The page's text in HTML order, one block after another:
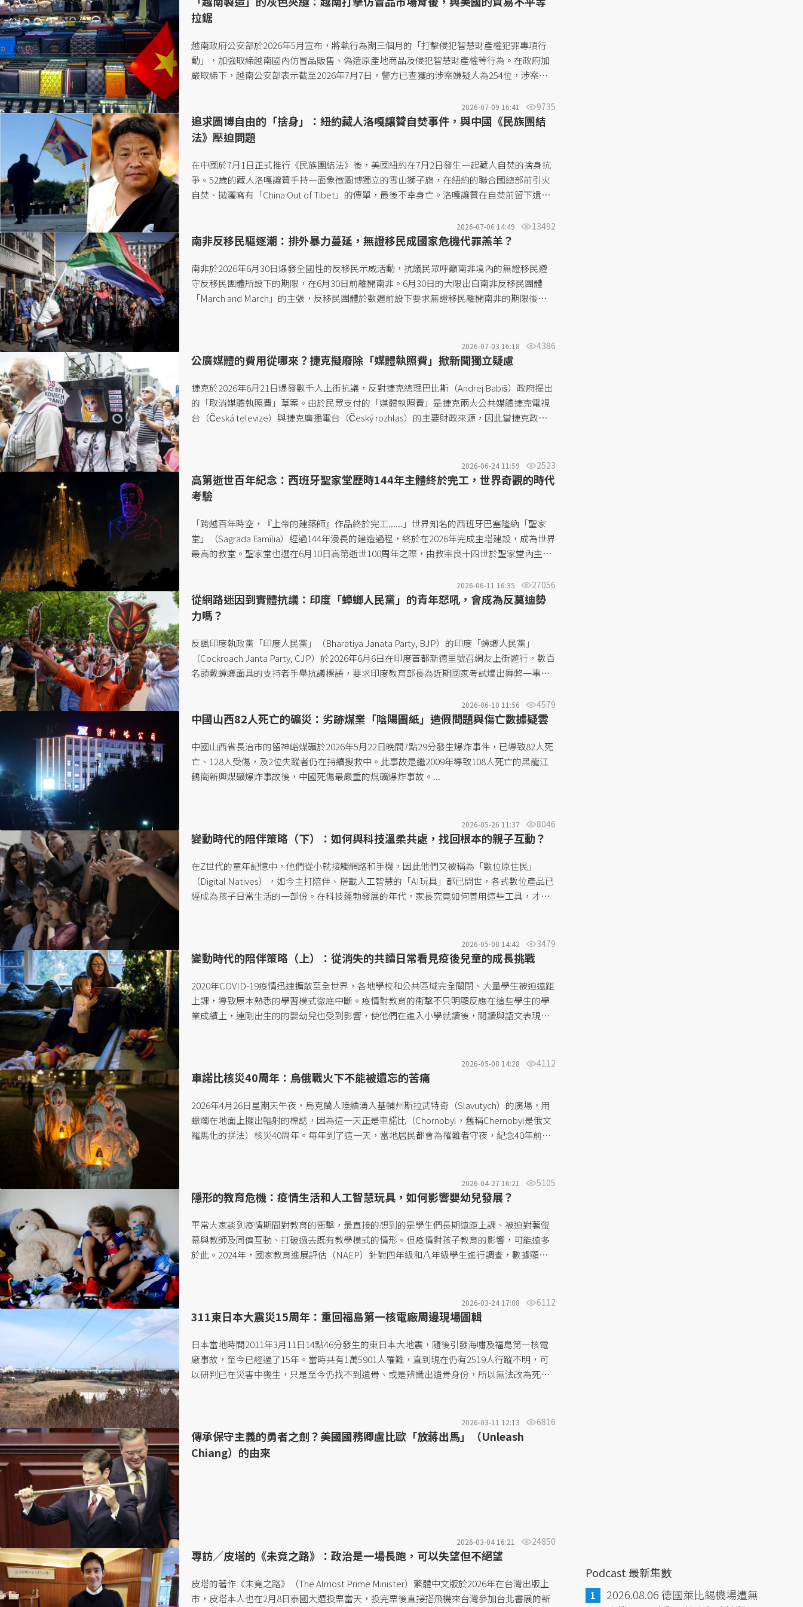
拉鋸
越南政府公安部於2026年5月宣布，將執行為期三個月的「打擊侵犯智慧財產權犯罪專項行
動」，加強取締越南國內仿冒品販售、偽造原產地商品及侵犯智慧財產權等行為。在政府加
嚴取締下，越南公安部表示截至2026年7月7日，警方已查獲的涉案嫌疑人為254位，涉案商
而自美國於2026年4月將越南列入嚴重侵犯智慧財產權的「優先指定國家」（Priority Foreign
Country）名單後，越南政府即面臨龐大的「打假」壓力。而在打假問題背後，越南政府對智
慧財產權問題的處理與回應，更可能進一步牽動美國總統川普於2025年4月2日推動全球對等
展，使越南政府不敢大意。...
2026-07-09 16:41 9735
追求圖博自由的「捨身」：紐約藏人洛嘎讓贊自焚事件，與中國《民族團結
法》壓迫問題
在中國於7月1日正式推行《民族團結法》後，美國紐約在7月2日發生一起藏人自焚的捨身抗
爭。52歲的藏人洛嘎讓贊手持一面象徵圖博獨立的雪山獅子旗，在紐約的聯合國總部前引火
自焚、拋灑寫有「China Out of Tibet」的傳單，最後不幸身亡。洛嘎讓贊在自焚前留下遺
壓迫少數民族的政策更加嚴厲。自焚事件引起國際的關注，這也是繼2009年到2012年藏人接
連採取自焚的非常手段抗爭以來，罕見發生於美國境內的案例。為何洛嘎讓贊會採取這樣的
2026-07-06 14:49 13492
南非反移民驅逐潮：排外暴力蔓延，無證移民成國家危機代罪羔羊？
南非於2026年6月30日爆發全國性的反移民示威活動，抗議民眾呼籲南非境內的無證移民遵
守反移民團體所設下的期限，在6月30日前離開南非。6月30日的大限出自南非反移民團體
「March and March」的主張，反移民團體於數週前設下要求無證移民離開南非的期限後，南
2026-07-03 16:18 4386
公廣媒體的費用從哪來？捷克擬廢除「媒體執照費」掀新聞獨立疑慮
捷克於2026年6月21日爆發數千人上街抗議，反對捷克總理巴比斯（Andrej Babiš）政府提出
的「取消媒體執照費」草案。由於民眾支付的「媒體執照費」是捷克兩大公共媒體捷克電視
台（Česká televize）與捷克廣播電台（Český rozhlas）的主要財政來源，因此當捷克政府
支出的困境，因此從2025年開始調漲媒體執照費。然而捷克政府擬廢除執照費、改由政府撥
款的改革，看似是由政府出錢維持經營的美意，卻使得民眾擔憂，若公共媒體的財政掌握在
政府手中，未來恐怕有政治干預媒體的疑慮。...
2026-06-24 11:59 2523
高第逝世百年紀念：西班牙聖家堂歷時144年主體終於完工，世界奇觀的時代
考驗
「跨越百年時空，『上帝的建築師』作品終於完工......」世界知名的西班牙巴塞隆納「聖家
堂」（Sagrada Família）經過144年漫長的建造過程，終於在2026年完成主塔建設，成為世界
最高的教堂。聖家堂也選在6月10日高第逝世100周年之際，由教宗良十四世於聖家堂內主持
計，其複雜結構與浩大工程，終其一生未能親手完成建設；後世持續接力建造，至今已累積
144年的時間，為世界建設時間最長久的教堂。不過目前主塔完成後，還有其他建築立面與裝
飾工程，預計「真正的全部完工」還需要再10年左右的時間。...
2026-06-11 16:35 27056
從網路迷因到實體抗議：印度「蟑螂人民黨」的青年怒吼，會成為反莫迪勢
力嗎？
反諷印度執政黨「印度人民黨」（Bharatiya Janata Party, BJP）的印度「蟑螂人民黨」
（Cockroach Janta Party, CJP）於2026年6月6日在印度首都新德里號召網友上街遊行，數百
名頭戴蟑螂面具的支持者手舉抗議標語，要求印度教育部長為近期國家考試爆出舞弊一事下
已在社群媒體Instagram吸引超過2000萬人次訂閱，正快速串連起對政府不滿的印度青年，將
抗議浪潮從網路延燒到實體世界。...
2026-06-10 11:56 4579
中國山西82人死亡的礦災：劣跡煤業「陰陽圖紙」造假問題與傷亡數據疑雲
中國山西省長治市的留神峪煤礦於2026年5月22日晚間7點29分發生爆炸事件，已導致82人死
亡、128人受傷，及2位失蹤者仍在持續搜救中。此事故是繼2009年導致108人死亡的黑龍江
鶴崗新興煤礦爆炸事故後，中國死傷最嚴重的煤礦爆炸事故。...
2026-05-26 11:37 8046
變動時代的陪伴策略（下）：如何與科技溫柔共處，找回根本的親子互動？
在Z世代的童年記憶中，他們從小就接觸網路和手機，因此他們又被稱為「數位原住民」
（Digital Natives），如今主打陪伴、搭載人工智慧的「AI玩具」都已問世，各式數位產品已
經成為孩子日常生活的一部份。在科技蓬勃發展的年代，家長究竟如何善用這些工具，才能
2026-05-08 14:42 3479
變動時代的陪伴策略（上）：從消失的共讀日常看見疫後兒童的成長挑戰
2020年COVID-19疫情迅速擴散至全世界，各地學校和公共區域完全關閉、大量學生被迫遠距
上課，導致原本熟悉的學習模式徹底中斷。疫情對教育的衝擊不只明顯反應在這些學生的學
業成績上，連剛出生的的嬰幼兒也受到影響，使他們在進入小學就讀後，閱讀與語文表現顯
發現自己的孩子發展明顯落後，該如何透過協助孩子成長？本集重磅廣播邀請國立清華大學
師資培育中心講師鍾欣穎，拆解疫情封鎖對幼兒早期發展的影響，以及家長的因應策略。...
2026-05-08 14:28 4112
車諾比核災40周年：烏俄戰火下不能被遺忘的苦痛
2026年4月26日星期天午夜，烏克蘭人陸續湧入基輔州斯拉武特奇（Slavutych）的廣場，用
蠟燭在地面上擺出輻射的標誌，因為這一天正是車諾比（Chornobyl，舊稱Chernobyl是俄文
羅馬化的拼法）核災40周年。每年到了這一天，當地居民都會為罹難者守夜，紀念40年前因
2026-04-27 16:21 5105
隱形的教育危機：疫情生活和人工智慧玩具，如何影響嬰幼兒發展？
平常大家談到疫情期間對教育的衝擊，最直接的想到的是學生們長期遠距上課、被迫對著螢
幕與教師及同儕互動、打破過去既有教學模式的情形。但疫情對孩子教育的影響，可能遠多
於此。2024年，國家教育進展評估（NAEP）針對四年級和八年級學生進行調查，數據顯
2026-03-24 17:08 6112
311東日本大震災15周年：重回福島第一核電廠周邊現場圖輯
日本當地時間2011年3月11日14點46分發生的東日本大地震，隨後引發海嘯及福島第一核電
廠事故，至今已經過了15年。當時共有1萬5901人罹難，直到現在仍有2519人行蹤不明，可
以研判已在災害中喪生，只是至今仍找不到遺骨、或是辨識出遺骨身份，所以無法改為死
2026-03-11 12:13 6816
傳承保守主義的勇者之劍？美國國務卿盧比歐「放蔣出馬」（Unleash
Chiang）的由來
2026-03-04 16:21 24850
專訪／皮塔的《未竟之路》：政治是一場長跑，可以失望但不絕望
皮塔的著作《未竟之路》（The Almost Prime Minister）繁體中文版於2026年在台灣出版上
市，皮塔本人也在2月8日泰國大選投票當天，投完票後直接搭飛機來台灣參加台北書展的新
Podcast 最新集數
2026.08.06 德國萊比錫機場遭無